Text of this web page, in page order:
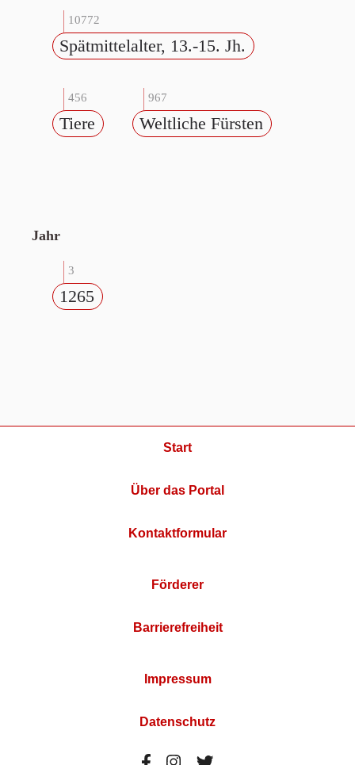
10772
Spätmittelalter, 13.-15. Jh.
456
Tiere
967
Weltliche Fürsten
Jahr
3
1265
Start
Über das Portal
Kontaktformular
Förderer
Barrierefreiheit
Impressum
Datenschutz